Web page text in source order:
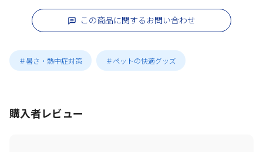
この商品に関するお問い合わせ
＃暑さ・熱中症対策 ＃ペットの快適グッズ
購入者レビュー